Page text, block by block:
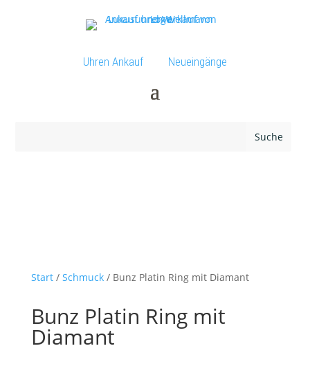
Uhren Ankauf Neueingänge
Start/ Schmuck/ Bunz Platin Ring mit Diamant
Bunz Platin Ring mit
Diamant